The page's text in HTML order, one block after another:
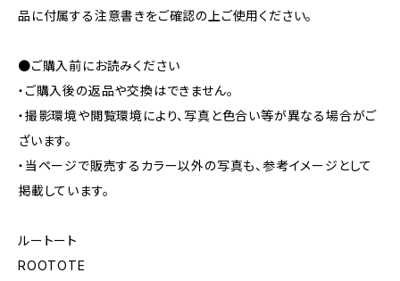
品に付属する注意書きをご確認の上ご使用ください。
●ご購入前にお読みください
・ご購入後の返品や交換はできません。
・撮影環境や閲覧環境により、写真と色合い等が異なる場合がご
ざいます。
・当ページで販売するカラー以外の写真も、参考イメージとして
掲載しています。
ルートート
ROOTOTE